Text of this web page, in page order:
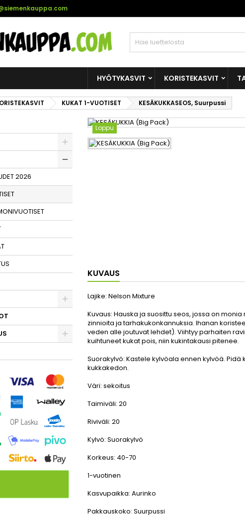
HYÖTYKASVIT KORISTEKASVIT
KUKAT 1-VUOTISET KESÄKUKKASEOS, Suurpussi
2026
Loppu
KUVAUS
Lajike: Nelson Mixture
Kuvaus: Hauska ja suosittu seos, jossa on
zinnioita ja tarhakukonkannuksia. Ihanan
veden alle joutuvat lehdet). Viihtyy parhaiten
kuihtuneet kukat pois, niin kukintakausi pitenee.
Suorakylvö: Kastele kylvöala ennen kylvöä.
kukkakedon.
Väri: sekoitus
Taimiväli: 20
Riviväli: 20
Kylvö: Suorakylvö
Korkeus: 40-70
1-vuotinen
Kasvupaikka: Aurinko
Pakkauskoko: Suurpussi